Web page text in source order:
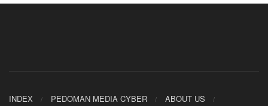
INDEX PEDOMAN MEDIA CYBER
ABOUT US